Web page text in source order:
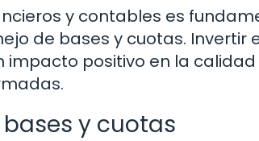
y contables es
de bases y cuotas. Invertir
positivo en la calidad
y cuotas